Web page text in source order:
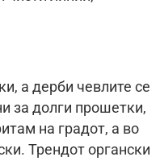
а дерби чевлите се
за долги прошетки,
на градот, а во
Трендот органски